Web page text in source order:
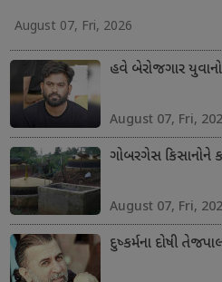
August 07, Fri, 2026
હવે બેરોજગાર
August 07, Fri,
ગોબરગેસ કિસાનોને
August 07, Fri,
દુષ્કર્મના દોષી